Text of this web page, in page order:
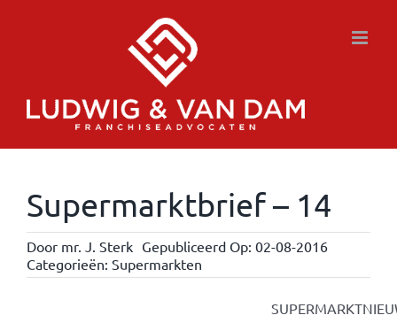
Supermarktbrief – 14
Door mr. J. Sterk Gepubliceerd Op: 02-08-2016
Categorieën: Supermarkten